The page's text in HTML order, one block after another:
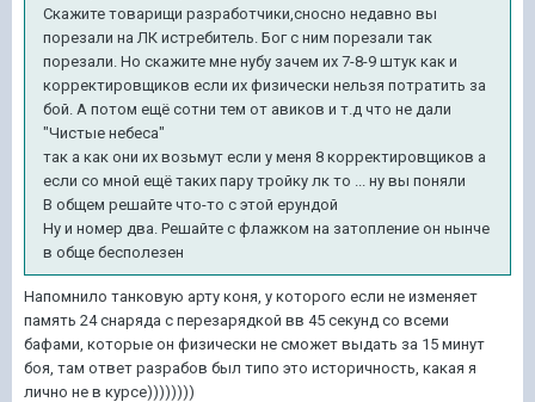
Скажите товарищи разработчики,сносно недавно вы
порезали на ЛК истребитель. Бог с ним порезали так
порезали. Но скажите мне нубу зачем их 7-8-9 штук как и
корректировщиков если их физически нельзя потратить за
бой. А потом ещё сотни тем от авиков и т.д что не дали
"Чистые небеса"
так а как они их возьмут если у меня 8 корректировщиков а
если со мной ещё таких пару тройку лк то ... ну вы поняли
В общем решайте что-то с этой ерундой
Ну и номер два. Решайте с флажком на затопление он нынче
в обще бесполезен
Напомнило танковую арту коня, у которого если не изменяет
память 24 снаряда с перезарядкой вв 45 секунд со всеми
бафами, которые он физически не сможет выдать за 15 минут
боя, там ответ разрабов был типо это историчность, какая я
лично не в курсе))))))))